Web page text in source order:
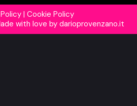
| Cookie Policy
with love by darioprovenzano.it